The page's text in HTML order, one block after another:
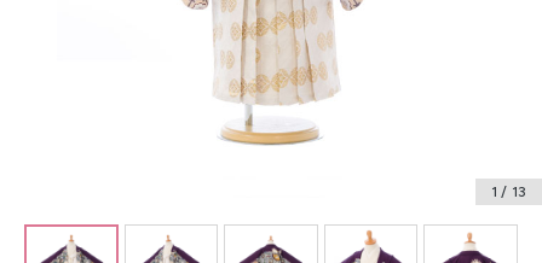
ジュニア着物レンタル
1 / 13